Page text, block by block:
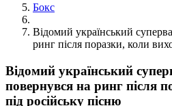
Бокс
Відомий український
ринг після поразки, коли
Відомий український
повернувся на ринг після
під російську пісню